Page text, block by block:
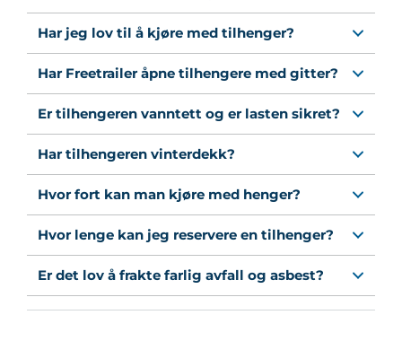
Har jeg lov til å kjøre med tilhenger?
Har Freetrailer åpne tilhengere med gitter?
Er tilhengeren vanntett og er lasten sikret?
Har tilhengeren vinterdekk?
Hvor fort kan man kjøre med henger?
Hvor lenge kan jeg reservere en tilhenger?
Er det lov å frakte farlig avfall og asbest?